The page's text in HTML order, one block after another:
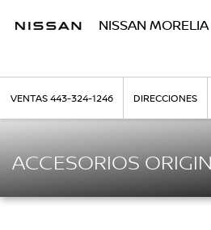
NISSAN
VENTAS443-324-1246 DIRECCIONES
ACCESORIOS